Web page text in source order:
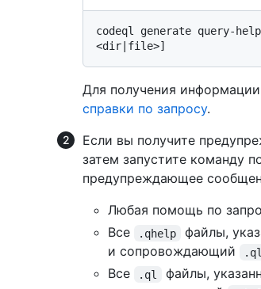
codeql generate query-
Для получения
справки по запросу.
Если вы получите
затем запустите команду
предупреждающее
Любая помощь по
Все
.qhelp
файлы,
и сопровождающий
.ql
Все
.ql
файлы,